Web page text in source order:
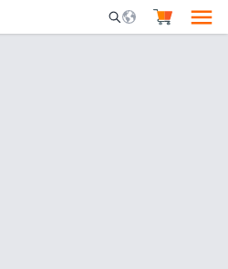
Mobile Search